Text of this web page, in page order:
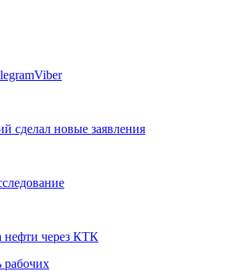
Viber
сделал новые заявления
нефти через КТК
рабочих